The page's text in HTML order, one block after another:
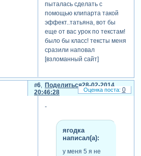
пыталась сделать с
помощью клипарта такой
эффект..татьяна, вот бы
еще от вас урок по текстам!
было бы класс! тексты меня
сразили наповал
[взломанный сайт]
Поделиться
6
28-02-2014
20:46:28
-
ягодка
написал(а):
у меня 5 я не
0